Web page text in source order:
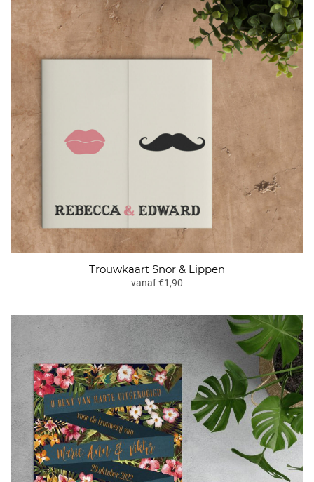
Trouwkaart Snor & Lippen
vanaf €1,90